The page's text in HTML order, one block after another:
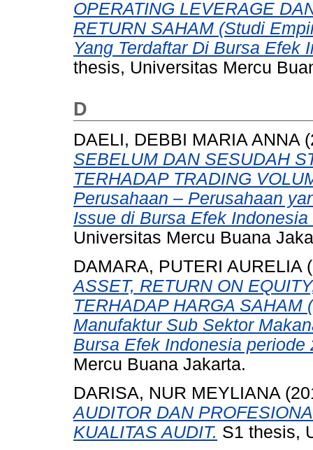
OPERATING LEVERAGE
RETURN SAHAM (Studi
Yang Terdaftar Di Bursa Efek
thesis, Universitas Mercu
D
DAELI, DEBBI MARIA ANNA
SEBELUM DAN SESUDAH
TERHADAP TRADING
Perusahaan – Perusahaan
Issue di Bursa Efek
Universitas Mercu Buana
DAMARA, PUTERI AURELIA
ASSET, RETURN ON
TERHADAP HARGA
Manufaktur Sub Sektor
Bursa Efek Indonesia periode
Mercu Buana Jakarta.
DARISA, NUR MEYLIANA
AUDITOR DAN
KUALITAS AUDIT. S1 thesis,